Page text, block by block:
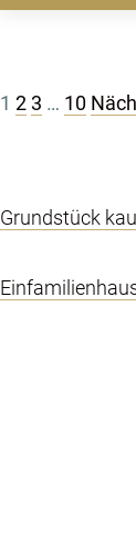
1 2 3 … 10
Grundstück